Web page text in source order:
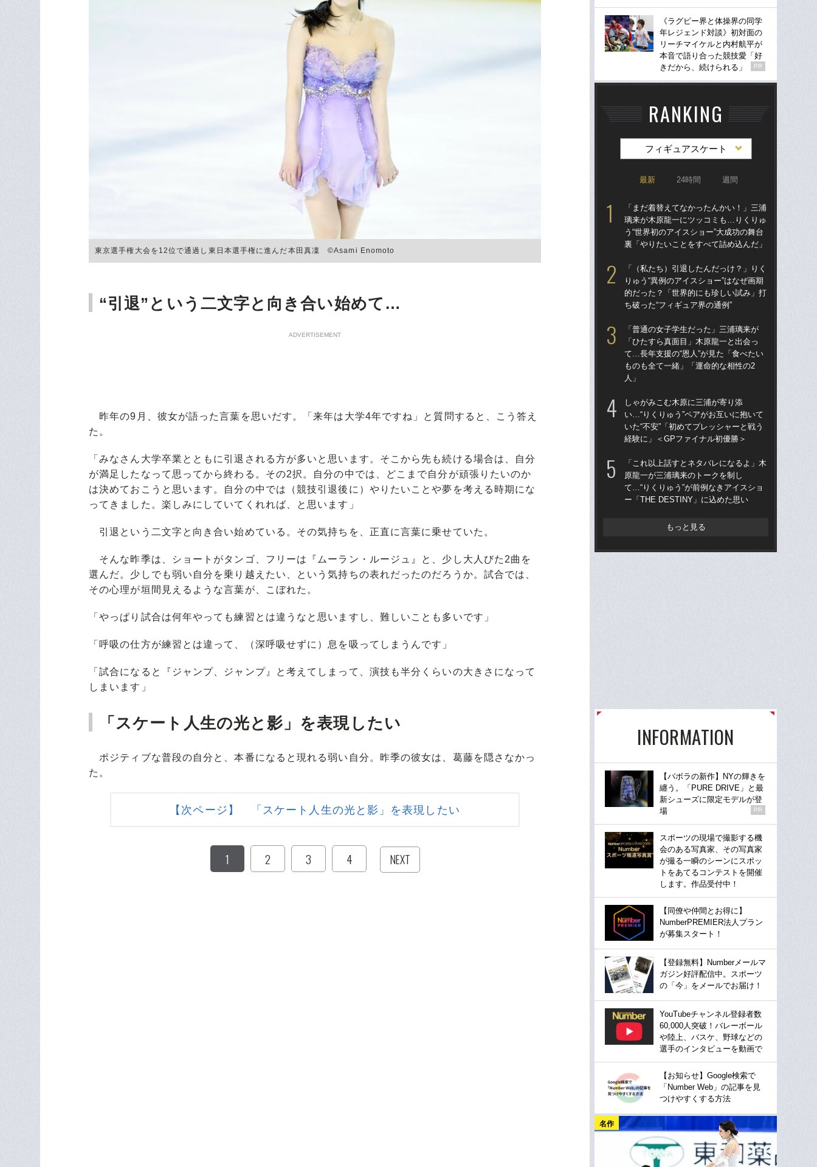
東京選手権大会を12位で通過し東日本選手権に進んだ本田真凜 ©︎Asami Enomoto
“引退”という二文字と向き合い始めて…
ADVERTISEMENT
昨年の9月、彼女が語った言葉を思いだす。「来年は大学4年ですね」と質問すると、こう答え
た。
「みなさん大学卒業とともに引退される方が多いと思います。そこから先も続ける場合は、自分
が満足したなって思ってから終わる。その2択。自分の中では、どこまで自分が頑張りたいのか
は決めておこうと思います。自分の中では（競技引退後に）やりたいことや夢を考える時期にな
ってきました。楽しみにしていてくれれば、と思います」
引退という二文字と向き合い始めている。その気持ちを、正直に言葉に乗せていた。
そんな昨季は、ショートがタンゴ、フリーは『ムーラン・ルージュ』と、少し大人びた2曲を
選んだ。少しでも弱い自分を乗り越えたい、という気持ちの表れだったのだろうか。試合では、
その心理が垣間見えるような言葉が、こぼれた。
「やっぱり試合は何年やっても練習とは違うなと思いますし、難しいことも多いです」
「呼吸の仕方が練習とは違って、（深呼吸せずに）息を吸ってしまうんです」
「試合になると『ジャンプ、ジャンプ』と考えてしまって、演技も半分くらいの大きさになって
しまいます」
「スケート人生の光と影」を表現したい
ポジティブな普段の自分と、本番になると現れる弱い自分。昨季の彼女は、葛藤を隠さなかっ
た。
【次ページ】 「スケート人生の光と影」を表現したい
1 2 3 4 NEXT
《ラグビー界と体操界の同学
年レジェンド対談》初対面の
リーチマイケルと内村航平が
本音で語り合った競技愛「好
きだから、続けられる」
PR
RANKING
フィギュアスケート
最新 24時間 週間
「まだ着替えてなかったんかい！」三浦
璃来が木原龍一にツッコミも…りくりゅ
う“世界初のアイスショー”大成功の舞台
裏「やりたいことをすべて詰め込んだ」
「（私たち）引退したんだっけ？」りく
りゅう“異例のアイスショー”はなぜ画期
的だった？「世界的にも珍しい試み」打
ち破った“フィギュア界の通例”
「普通の女子学生だった」三浦璃来が
「ひたすら真面目」木原龍一と出会っ
て…長年支援の“恩人”が見た「食べたい
ものも全て一緒」「運命的な相性の2
人」
しゃがみこむ木原に三浦が寄り添
い…“りくりゅう”ペアがお互いに抱いて
いた“不安”「初めてプレッシャーと戦う
経験に」＜GPファイナル初優勝＞
「これ以上話すとネタバレになるよ」木
原龍一が三浦璃来のトークを制し
て…“りくりゅう”が前例なきアイスショ
ー「THE DESTINY」に込めた思い
もっと見る
INFORMATION
【バボラの新作】NYの輝きを
纏う。「PURE DRIVE」と最
新シューズに限定モデルが登
場
PR
スポーツの現場で撮影する機
会のある写真家、その写真家
が撮る一瞬のシーンにスポッ
トをあてるコンテストを開催
します。作品受付中！
【同僚や仲間とお得に】
NumberPREMIER法人プラン
が募集スタート！
【登録無料】Numberメールマ
ガジン好評配信中。スポーツ
の「今」をメールでお届け！
YouTubeチャンネル登録者数
60,000人突破！バレーボール
や陸上、バスケ、野球などの
選手のインタビューを動画で
【お知らせ】Google検索で
「Number Web」の記事を見
つけやすくする方法
名作